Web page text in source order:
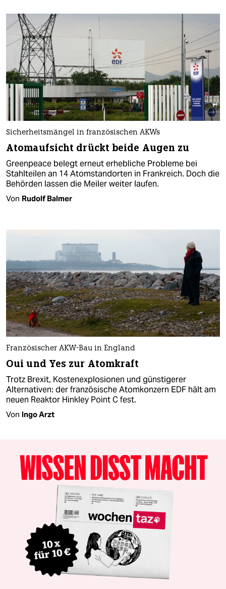
Sicherheitsmängel in französischen AKWs
Atomaufsicht drückt beide Augen zu
Greenpeace belegt erneut erhebliche Probleme bei
Stahlteilen an 14 Atomstandorten in Frankreich. Doch die
Behörden lassen die Meiler weiter laufen.
Von Rudolf Balmer
Französischer AKW-Bau in England
Oui und Yes zur Atomkraft
Trotz Brexit, Kostenexplosionen und günstigerer
Alternativen: der französische Atomkonzern EDF hält am
neuen Reaktor Hinkley Point C fest.
Von Ingo Arzt